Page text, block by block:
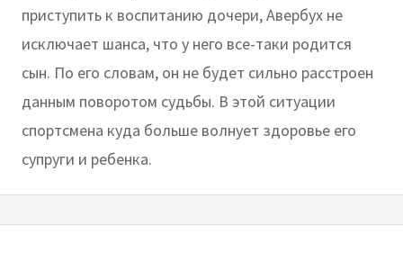
приступить к воспитанию дочери, Авербух не
исключает шанса, что у него все-таки родится
сын. По его словам, он не будет сильно расстроен
данным поворотом судьбы. В этой ситуации
спортсмена куда больше волнует здоровье его
супруги и ребенка.